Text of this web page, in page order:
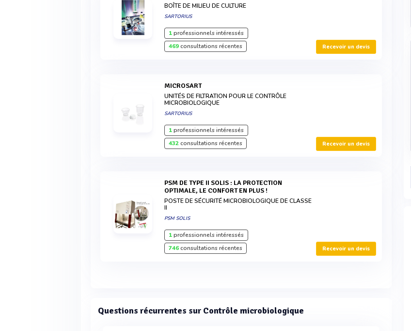
BOÎTE DE MILIEU DE CULTURE
SARTORIUS
1professionnels intéressés
469consultations récentes Recevoir un devis
MICROSART
UNITÉS DE FILTRATION POUR LE CONTRÔLE
MICROBIOLOGIQUE
SARTORIUS
1professionnels intéressés
432consultations récentes Recevoir un devis
PSM DE TYPE II SOLIS : LA PROTECTION
OPTIMALE, LE CONFORT EN PLUS !
POSTE DE SÉCURITÉ MICROBIOLOGIQUE DE CLASSE
II
PSM SOLIS
1professionnels intéressés
746consultations récentes Recevoir un devis
Questions récurrentes sur Contrôle microbiologique